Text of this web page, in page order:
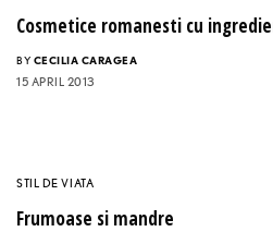
Cosmetice romanesti cu
BY CECILIA CARAGEA
15 APRIL 2013
STIL DE VIATA
Frumoase si mandre